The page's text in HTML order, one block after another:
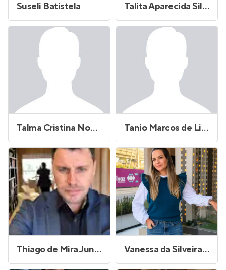
Suseli Batistela Talita Aparecida Silva de Almeida
Talma Cristina Nonaka Tanio Marcos de Lima
Thiago de Mira Junqueira Vanessa da Silveira Bruni